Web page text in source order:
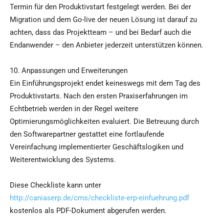
Termin für den Produktivstart festgelegt werden. Bei der
Migration und dem Go-live der neuen Lösung ist darauf zu
achten, dass das Projektteam – und bei Bedarf auch die
Endanwender – den Anbieter jederzeit unterstützen können.
10. Anpassungen und Erweiterungen
Ein Einführungsprojekt endet keineswegs mit dem Tag des
Produktivstarts. Nach den ersten Praxiserfahrungen im
Echtbetrieb werden in der Regel weitere
Optimierungsmöglichkeiten evaluiert. Die Betreuung durch
den Softwarepartner gestattet eine fortlaufende
Vereinfachung implementierter Geschäftslogiken und
Weiterentwicklung des Systems.
Diese Checkliste kann unter
http://caniaserp.de/cms/checkliste-erp-einfuehrung.pdf
kostenlos als PDF-Dokument abgerufen werden.